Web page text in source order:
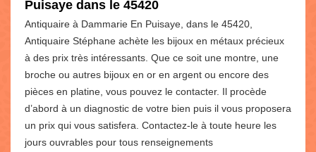
Puisaye dans le 45420
Antiquaire à Dammarie En Puisaye, dans le 45420,
Antiquaire Stéphane achète les bijoux en métaux précieux
à des prix très intéressants. Que ce soit une montre, une
broche ou autres bijoux en or en argent ou encore des
pièces en platine, vous pouvez le contacter. Il procède
d’abord à un diagnostic de votre bien puis il vous proposera
un prix qui vous satisfera. Contactez-le à toute heure les
jours ouvrables pour tous renseignements